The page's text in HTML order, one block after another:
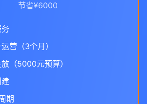
节省¥6000
营（3个月）
（5000元预算）
期